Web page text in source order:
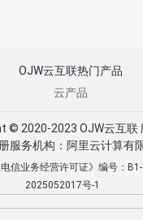
OJW云互联热门产品
云产品
© 2020-2023 OJW云互联
服务机构：阿里云计算有
电信业务经营许可证》编号：
2025052017号-1